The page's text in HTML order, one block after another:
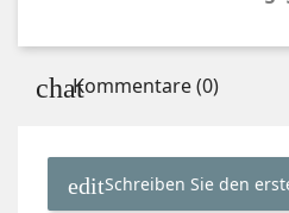
Kommentare (0)
Schreiben Sie den